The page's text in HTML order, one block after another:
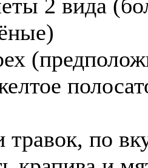
2 вида
травок, по